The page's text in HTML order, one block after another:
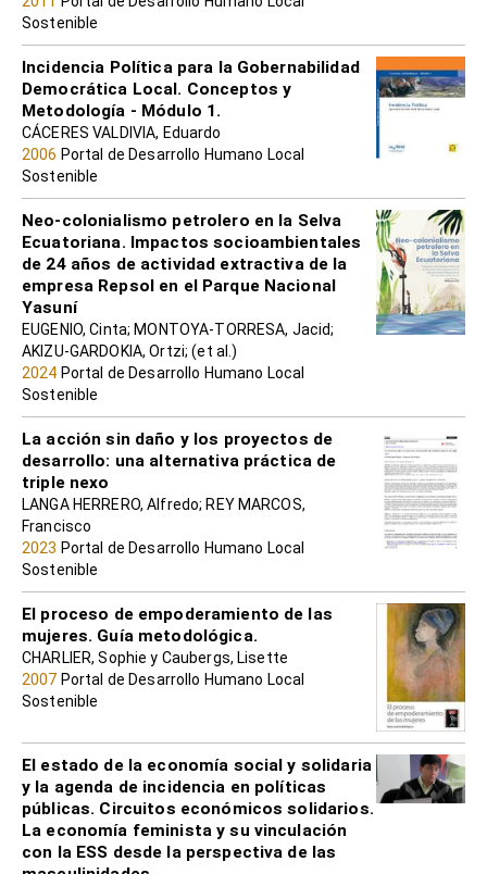
Sostenible
Incidencia Política para la Gobernabilidad
Democrática Local. Conceptos y
Metodología - Módulo 1.
CÁCERES VALDIVIA, Eduardo
2006 Portal de Desarrollo Humano Local
Sostenible
Neo-colonialismo petrolero en la Selva
Ecuatoriana. Impactos socioambientales
de 24 años de actividad extractiva de la
empresa Repsol en el Parque Nacional
Yasuní
EUGENIO, Cinta; MONTOYA-TORRESA, Jacid;
AKIZU-GARDOKIA, Ortzi; (et al.)
2024 Portal de Desarrollo Humano Local
Sostenible
La acción sin daño y los proyectos de
desarrollo: una alternativa práctica de
triple nexo
LANGA HERRERO, Alfredo; REY MARCOS,
Francisco
2023 Portal de Desarrollo Humano Local
Sostenible
El proceso de empoderamiento de las
mujeres. Guía metodológica.
CHARLIER, Sophie y Caubergs, Lisette
2007 Portal de Desarrollo Humano Local
Sostenible
El estado de la economía social y solidaria
y la agenda de incidencia en políticas
públicas. Circuitos económicos solidarios.
La economía feminista y su vinculación
con la ESS desde la perspectiva de las